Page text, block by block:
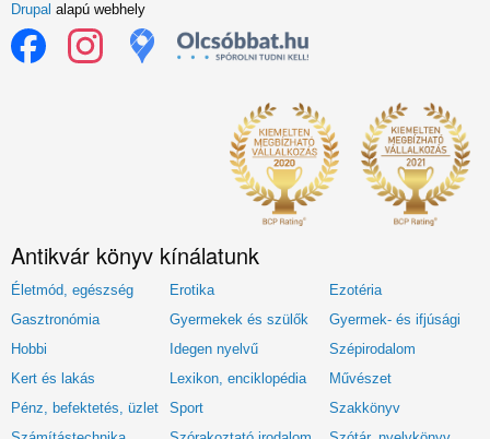
Drupal alapú webhely
Antikvár könyv kínálatunk
Életmód, egészség Erotika
Ezotéria
Gasztronómia
Gyermekek és szülők
Gyermek- és ifjúsági
Hobbi
Idegen nyelvű
Szépirodalom
Kert és lakás
Lexikon, enciklopédia
Művészet
Pénz, befektetés, üzlet
Sport
Szakkönyv